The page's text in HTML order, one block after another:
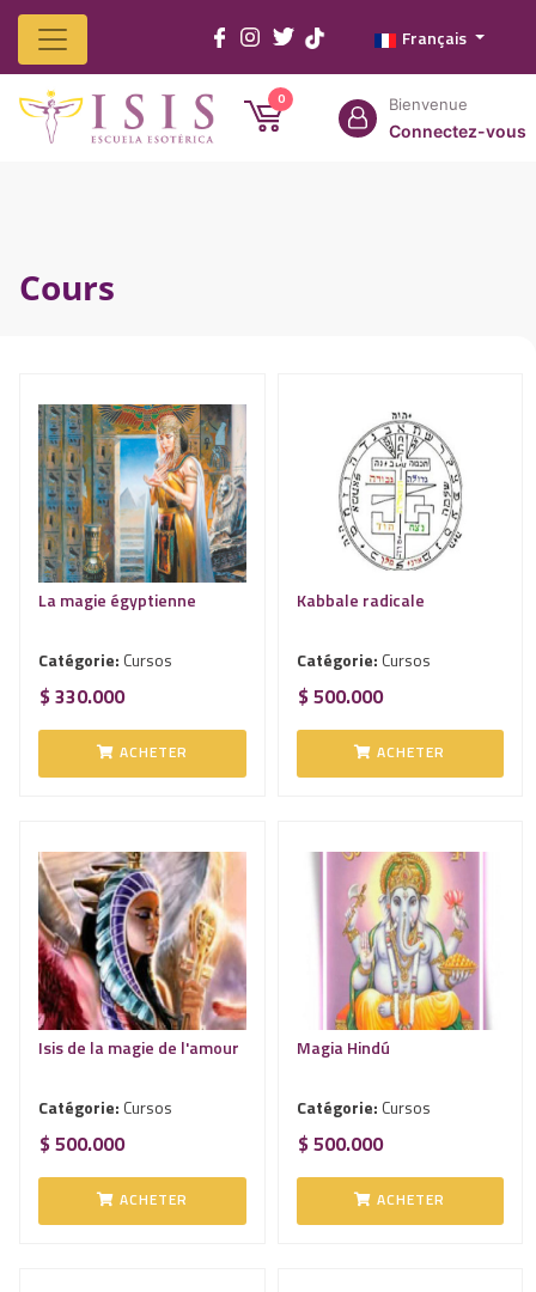
Home
Isis
Cours
Services
Produits
Franchisés
Contactez
Français
0 Bienvenue
Connectez-vous
Cours
La magie égyptienne
Catégorie: Cursos
$ 330.000
ACHETER
Kabbale radicale
Catégorie: Cursos
$ 500.000
ACHETER
Isis de la magie de l'amour
Catégorie: Cursos
$ 500.000
ACHETER
Magia Hindú
Catégorie: Cursos
$ 500.000
ACHETER